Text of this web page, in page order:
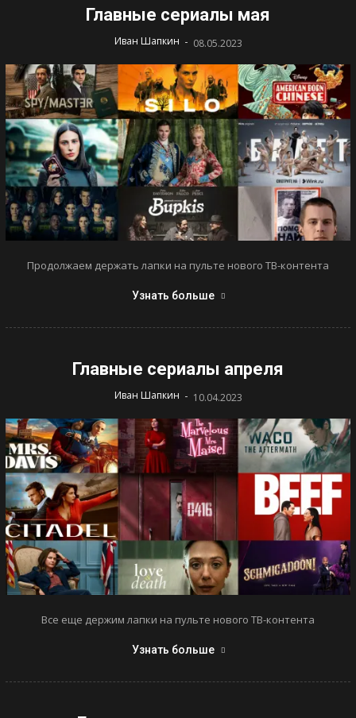
Главные сериалы мая
Иван Шапкин - 08.05.2023
Продолжаем держать лапки на пульте нового ТВ-контента
Узнать больше
Главные сериалы апреля
Иван Шапкин - 10.04.2023
Все еще держим лапки на пульте нового ТВ-контента
Узнать больше